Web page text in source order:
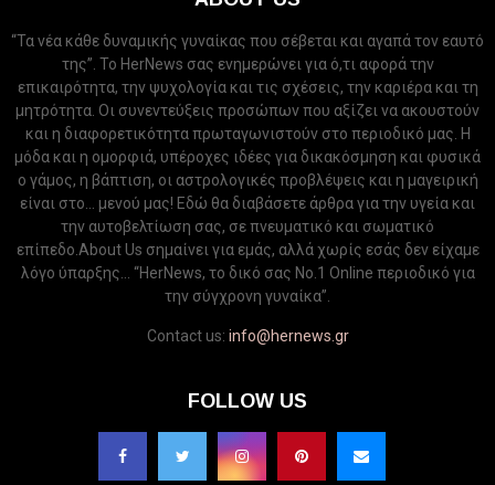
“Τα νέα κάθε δυναμικής γυναίκας που σέβεται και αγαπά τον εαυτό
της”. Το HerNews σας ενημερώνει για ό,τι αφορά την
επικαιρότητα, την ψυχολογία και τις σχέσεις, την καριέρα και τη
μητρότητα. Οι συνεντεύξεις προσώπων που αξίζει να ακουστούν
και η διαφορετικότητα πρωταγωνιστούν στο περιοδικό μας. Η
μόδα και η ομορφιά, υπέροχες ιδέες για δικακόσμηση και φυσικά
ο γάμος, η βάπτιση, οι αστρολογικές προβλέψεις και η μαγειρική
είναι στο... μενού μας! Εδώ θα διαβάσετε άρθρα για την υγεία και
την αυτοβελτίωση σας, σε πνευματικό και σωματικό
επίπεδο.About Us σημαίνει για εμάς, αλλά χωρίς εσάς δεν είχαμε
λόγο ύπαρξης... “HerNews, το δικό σας Νo.1 Online περιοδικό για
την σύγχρονη γυναίκα”.
Contact us: info@hernews.gr
FOLLOW US